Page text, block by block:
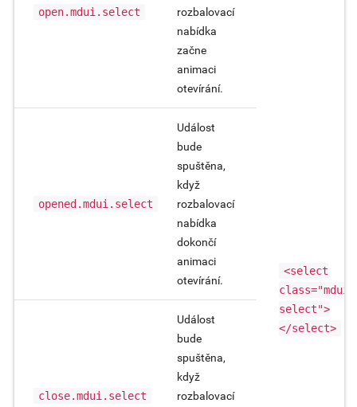
open.mdui.select
rozbalovací
nabídka
začne
animaci
otevírání.
<select
class="mdui-
select">
</select>
opened.mdui.select
Událost
bude
spuštěna,
když
rozbalovací
nabídka
dokončí
animaci
otevírání.
close.mdui.select
Událost
bude
spuštěna,
když
rozbalovací